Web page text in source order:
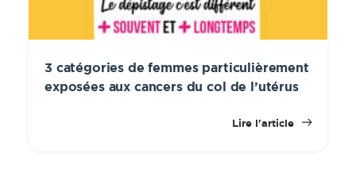
3 catégories de femmes particulièrement
exposées aux cancers du col de l’utérus
Lire l'article